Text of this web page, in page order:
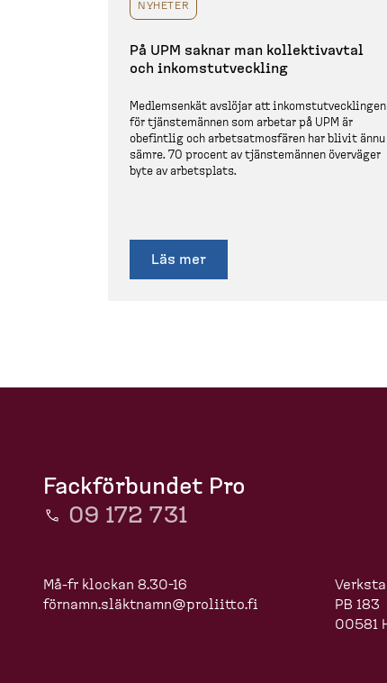
NYHETER
På UPM saknar man kollek­tivavtal
och inkomst­ut­veckling
Medlem­senkät avslöjar att inkomst­ut­veck­lingen
för tjänste­männen som arbetar på UPM är
obefintlig och arbetsat­mo­sfären har blivit ännu
sämre. 70 procent av tjänste­männen överväger
byte av arbetsplats.
Läs mer
Fackförbundet Pro
09 172 731
Må-fr klockan 8.30-16
förnamn.släktnamn@proliitto.fi
PB 183
00581